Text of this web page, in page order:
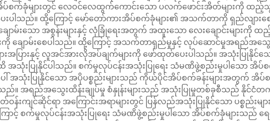
ပ်စက်ခုံများတွင် လေဝင်လေထွက်ကောင်းသော ပလက်ဖောင်းအိတ်များကို
းပါသည်။ ထို့ကြောင့် မော်တော်ကားအိပ်စက်ခုံများ၏ အသက်တာကို ရှည်လျားစေ
ချောမ်းသော အစွန်းများနှင့် လုံခြုံရေးအတွက် အထူးသော လေးချောင်းများ
များကို ချောမ်းစေပါသည်။ ထို့ကြောင့် အသက်တာရှည်မှုနှင့် လုပ်ဆောင်မှုအရည်အ
းအပြားနှင့် လူအင်အားလိုအပ်ချက်များကို ဖော်ထုတ်ပေးပါသည်။ အသုံးပြုနို
းအထိ အသုံးပြုနိုင်ပါသည်။ စက်မှုလုပ်ငန်းအသုံးပြုရေး သံမဏိဖွဲ့စည်းမှုပါသော
အသုံးပြုနိုင်သော အပိုပစ္စည်းများသည် ကိုယ်ပိုင်အိပ်စက်ခန်းများအတွက် အိပ်စ
ါသည်။ အရည်အသွေးထိန်းချုပ်မှု စံနှုန်းများသည် အသုံးပြုမှုတစ်ခုစီသည် နိုင်ငံ
ဝန်းကျင်ဆိုင်ရာ အကြောင်းအရာများတွင် ပြန်လည်အသုံးပြုနိုင်သော ပစ္စည်း
ကြောင့် စက်မှုလုပ်ငန်းအသုံးပြုရေး သံမဏိဖွဲ့စည်းမှုပါသော အိပ်စက်ခုံများသ